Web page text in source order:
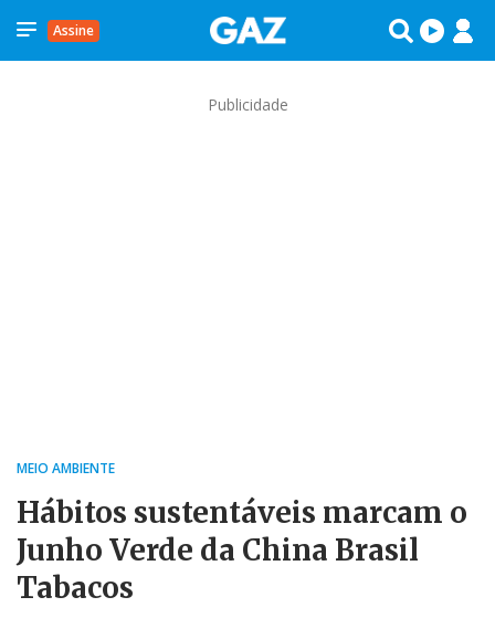
Assine
Publicidade
MEIO AMBIENTE
Hábitos sustentáveis marcam o
Junho Verde da China Brasil
Tabacos